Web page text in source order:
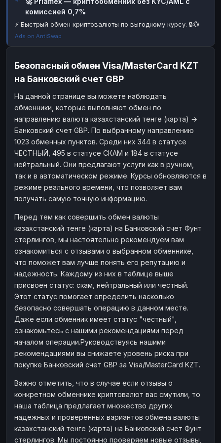
Наличные
Наличные USD Наличные USD
комиссией 0,7%
⚡ Быстрый обмен криптовалюты по выгодному курсу. 🔒💱
Ads on AntiSwap
Безопасный обмен Visa/MasterCard KZT
на Банковский счет GBP
На данной странице вы можете наблюдать
обменники, которые выполняют обмен по
направлению валюта казахстанский тенге (карта) →
Банковский счет GBP. По выбранному направлению
1023 обменных пунктов. Среди них 344 в статусе
ЧЕСТНЫЙ, 495 в статусе СКАМ и 184 в статусе
нейтральный. Они предлагают услуги как в ручном,
так и в автоматическом режиме. Курсы обновляются в
режиме реального времени, что позволяет вам
получать самую точную информацию.
Перед тем как совершить обмен валюты
казахстанский тенге (карта) на Банковский счет Фунт
стерлингов, мы настоятельно рекомендуем вам
ознакомиться с отзывами о выбранном обменнике,
что поможет вам лучше понять его репутацию и
надежность. Каждому из них в таблице выше
присвоен статус: скам, нейтральный или честный.
Этот статус помогает определить насколько
безопасно совершать операцию в данном месте.
Даже если обменник имеет статус "честный",
ознакомьтесь с нашими рекомендациями перед
началом операции.Руководствуясь нашими
рекомендациями вы снижаете уровень риска при
покупке Банковский счет GBP за Visa/MasterCard KZT.
Важно отметить, что в случае если отзывы о
конкретном обменнике криптовалют вас смутили, то
наша таблица предлагает множество других
надежных и проверенных вариантов обмена валюты
казахстанский тенге (карта) на Банковский счет Фунт
стерлингов. Мы постоянно проверяем новые отзывы,